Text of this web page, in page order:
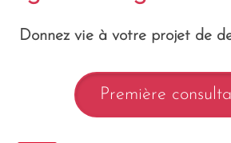
Donnez vie à votre projet de
Première